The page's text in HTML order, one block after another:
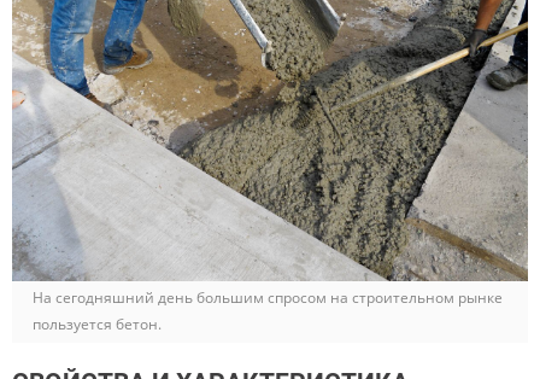
На сегодняшний день большим спросом на строительном рынке
пользуется бетон.